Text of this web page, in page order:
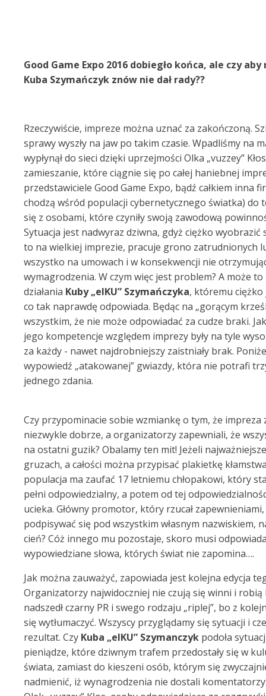
Good Game Expo 2016 dobiegło końca, ale czy aby
Kuba Szymańczyk znów nie dał rady??
Rzeczywiście, impreze można uznać za zakończoną.
sprawy wyszły na jaw po takim czasie. Wpadliśmy na
wypłynął do sieci dzięki uprzejmości Olka „vuzzey”
zamieszanie, które ciągnie się po całej haniebnej
przedstawiciele Good Game Expo, bądź całkiem inna
chodzą wśród populacji cybernetycznego światka) do
się z osobami, które czyniły swoją zawodową
Sytuacja jest nadwyraz dziwna, gdyż ciężko
to na wielkiej imprezie, pracuje grono zatrudnionych
wszystko na umowach i w konsekwencji nie
wymagrodzenia. W czym więc jest problem? A może
działania Kuby „elKU” Szymańczyka, któremu ciężko
co tak naprawdę odpowiada. Będąc na „gorącym
wszystkim, że nie może odpowiadać za cudze braki.
jego kompetencje względem imprezy były na tyle
za każdy - nawet najdrobniejszy zaistniały brak.
wypowiedź „atakowanej” gwiazdy, która nie potrafi
jednego zdania.
Czy przypominacie sobie wzmiankę o tym, że impreza
niezwykle dobrze, a organizatorzy zapewniali, że
na ostatni guzik? Obalamy ten mit! Jeżeli
gruzach, a całości można przypisać plakietkę
populacja ma zaufać 17 letniemu chłopakowi, który
pełni odpowiedzialny, a potem od tej
ucieka. Główny promotor, który rzucał zapewnieniami,
podpisywać się pod wszystkim własnym nazwiskiem,
cień? Cóż innego mu pozostaje, skoro musi
wypowiedziane słowa, których świat nie zapomina….
Jak można zauważyć, zapowiada jest kolejna edycja
Organizatorzy najwidoczniej nie czują się winni i
nadszedł czarny PR i swego rodzaju „riplej”, bo z
się wytłumaczyć. Wszyscy przyglądamy się sytuacji i
rezultat. Czy Kuba „elKU” Szymanczyk podoła
pieniądze, które dziwnym trafem przedostały się w
świata, zamiast do kieszeni osób, którym się
nadmienić, iż wynagrodzenia nie dostali